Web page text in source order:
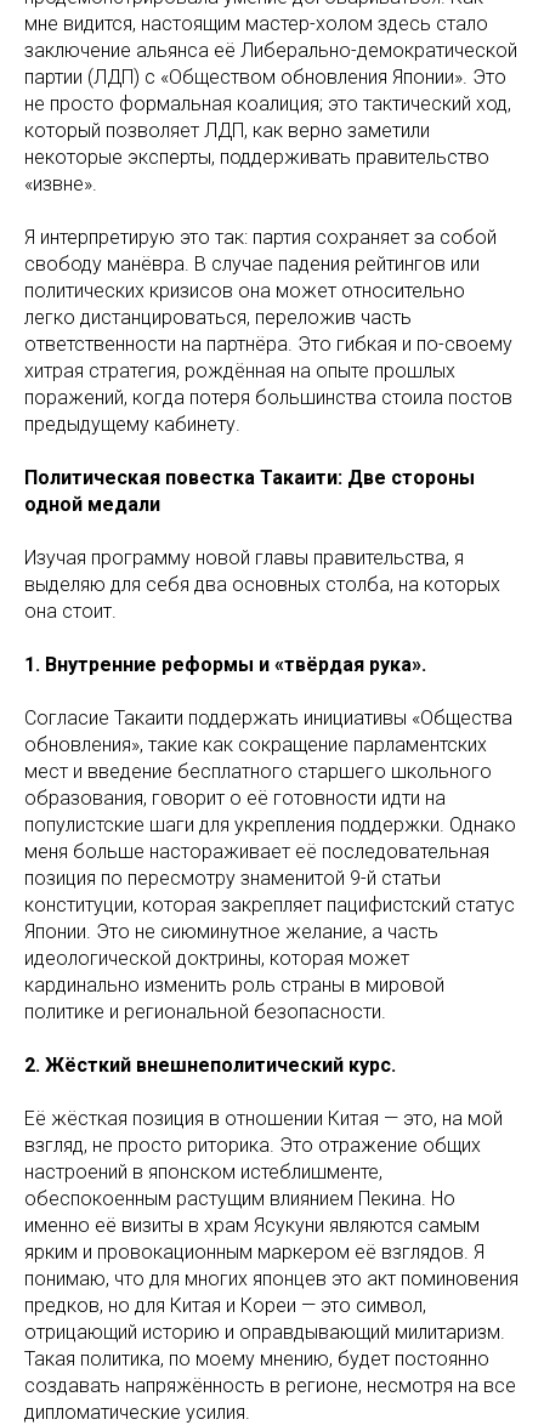
мне видится, настоящим мастер-холом здесь стало
заключение альянса её Либерально-демократической
партии (ЛДП) с «Обществом обновления Японии». Это
не просто формальная коалиция; это тактический ход,
который позволяет ЛДП, как верно заметили
некоторые эксперты, поддерживать правительство
«извне».
Я интерпретирую это так: партия сохраняет за собой
свободу манёвра. В случае падения рейтингов или
политических кризисов она может относительно
легко дистанцироваться, переложив часть
ответственности на партнёра. Это гибкая и по-своему
хитрая стратегия, рождённая на опыте прошлых
поражений, когда потеря большинства стоила постов
предыдущему кабинету.
Политическая повестка Такаити: Две стороны
одной медали
Изучая программу новой главы правительства, я
выделяю для себя два основных столба, на которых
она стоит.
1. Внутренние реформы и «твёрдая рука».
Согласие Такаити поддержать инициативы «Общества
обновления», такие как сокращение парламентских
мест и введение бесплатного старшего школьного
образования, говорит о её готовности идти на
популистские шаги для укрепления поддержки. Однако
меня больше настораживает её последовательная
позиция по пересмотру знаменитой 9-й статьи
конституции, которая закрепляет пацифистский статус
Японии. Это не сиюминутное желание, а часть
идеологической доктрины, которая может
кардинально изменить роль страны в мировой
политике и региональной безопасности.
2. Жёсткий внешнеполитический курс.
Её жёсткая позиция в отношении Китая — это, на мой
взгляд, не просто риторика. Это отражение общих
настроений в японском истеблишменте,
обеспокоенным растущим влиянием Пекина. Но
именно её визиты в храм Ясукуни являются самым
ярким и провокационным маркером её взглядов. Я
понимаю, что для многих японцев это акт поминовения
предков, но для Китая и Кореи — это символ,
отрицающий историю и оправдывающий милитаризм.
Такая политика, по моему мнению, будет постоянно
создавать напряжённость в регионе, несмотря на все
дипломатические усилия.